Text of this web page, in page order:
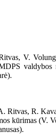
V.
Ritvas, R.
kūrimas (V.